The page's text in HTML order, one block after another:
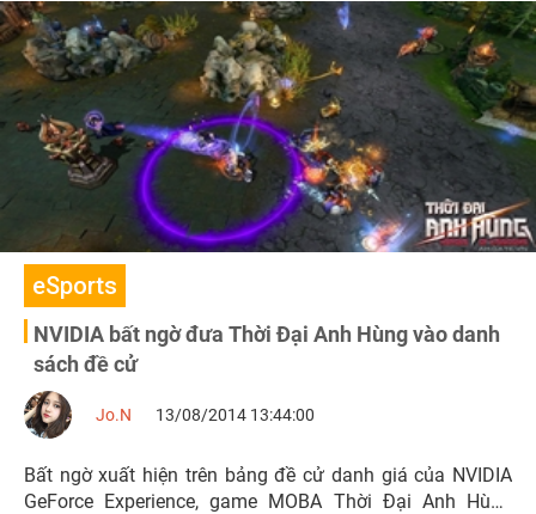
eSports
NVIDIA bất ngờ đưa Thời Đại Anh Hùng vào danh
sách đề cử
Jo.N 13/08/2014 13:44:00
Bất ngờ xuất hiện trên bảng đề cử danh giá của NVIDIA
GeForce Experience, game MOBA Thời Đại Anh Hùng